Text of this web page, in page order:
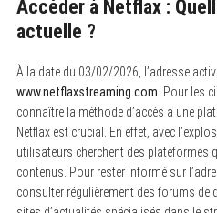
Accéder à Netflax :
actuelle ?
À la date du 03/02/2026, l’adresse
www.netflaxstreaming.com . Pour les
connaître la méthode d’accès à une
Netflax est crucial. En effet, avec
utilisateurs cherchent des plateformes
contenus. Pour rester informé sur
consulter régulièrement des forums